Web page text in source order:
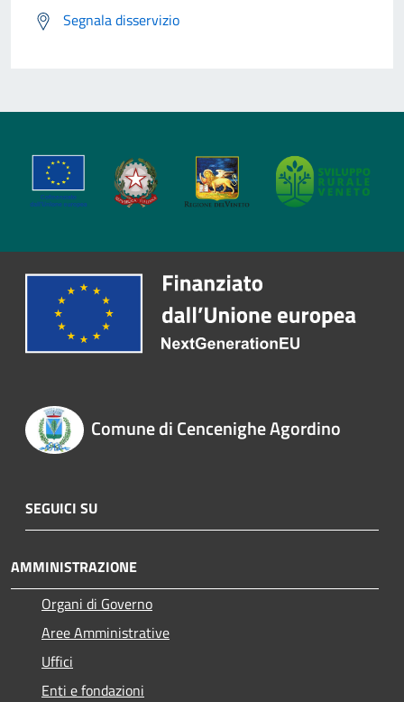
Segnala disservizio
Comune di Cencenighe Agordino
SEGUICI SU
AMMINISTRAZIONE
Organi di Governo
Aree Amministrative
Uffici
Enti e fondazioni